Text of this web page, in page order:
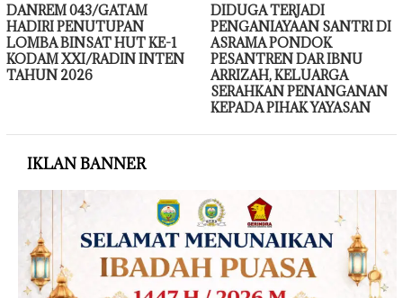
DANREM 043/GATAM
HADIRI PENUTUPAN
LOMBA BINSAT HUT KE-1
KODAM XXI/RADIN INTEN
TAHUN 2026
DIDUGA TERJADI
PENGANIAYAAN SANTRI DI
ASRAMA PONDOK
PESANTREN DAR IBNU
ARRIZAH, KELUARGA
SERAHKAN PENANGANAN
KEPADA PIHAK YAYASAN
IKLAN BANNER